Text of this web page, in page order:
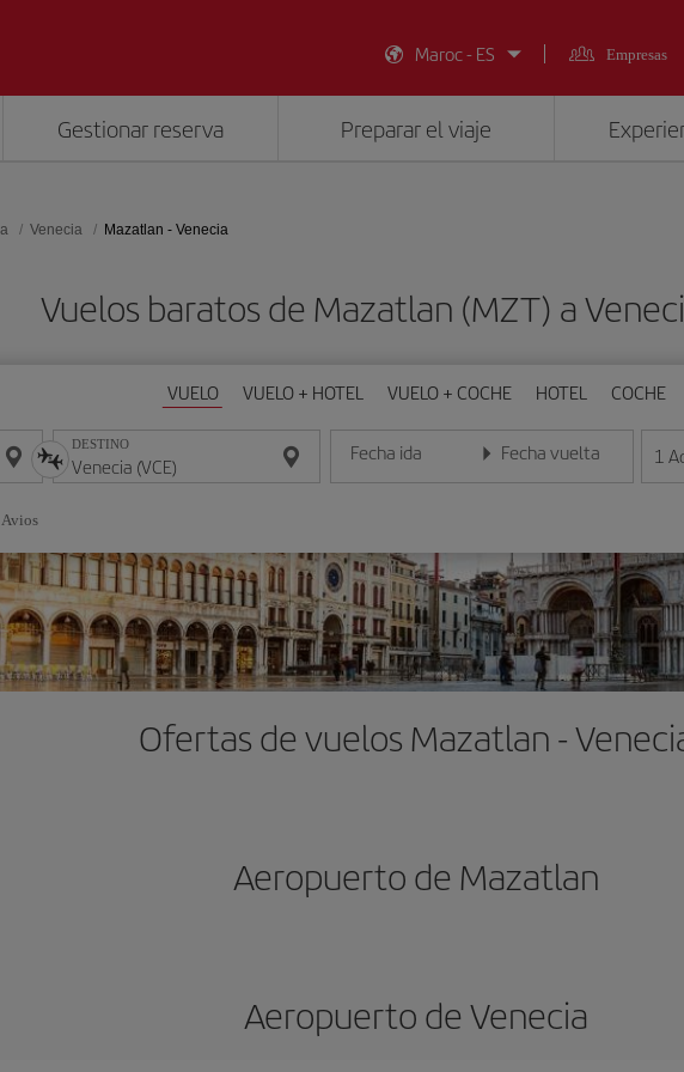
Maroc - ES
Empresas
Gestionar reserva Preparar el viaje
Venecia Mazatlan - Venecia
Vuelos baratos de Mazatlan (MZT) a
VUELO VUELO + HOTEL VUELO + COCHE HOTEL COCHE
DESTINO Fecha ida
Introduce la fecha en formato día/mes/año
Fecha vuelta
Introduce la fecha en 1
Avios
Ofertas de vuelos Mazatlan -
Aeropuerto de Mazatlan
Aeropuerto de Venecia